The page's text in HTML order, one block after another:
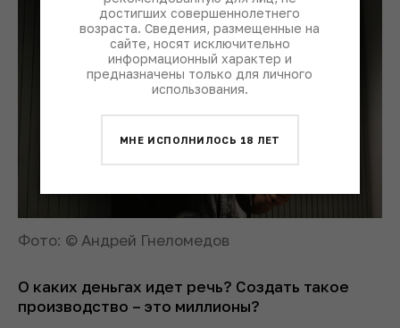
Фото: © Андрей Гнеломедов
О каких деньгах идет речь? Создать такое
производство – это миллионы?
достигших совершеннолетнего
возраста. Сведения, размещенные на
сайте, носят исключительно
информационный характер и
предназначены только для личного
использования.
МНЕ ИСПОЛНИЛОСЬ 18 ЛЕТ